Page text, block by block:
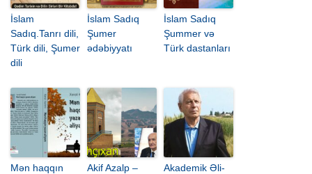
İslam
Sadıq.Tanrı dili,
Türk dili, Şumer
dili
İslam Sadıq
Şumer
ədəbiyyatı
İslam Sadıq
Şummer və
Türk dastanları
Mən haqqın
Akif Azalp –
Akademik Əli­